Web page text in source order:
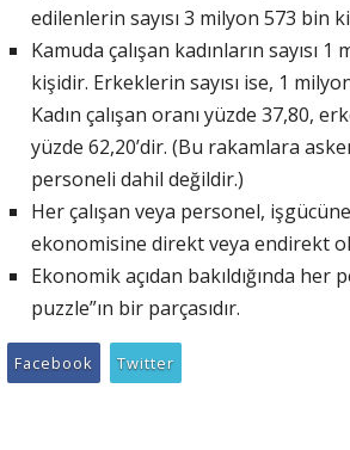
edilenlerin sayısı 3 milyon 573 bin
Kamuda çalışan kadınların sayısı
kişidir. Erkeklerin sayısı ise, 1
Kadın çalışan oranı yüzde 37,80,
yüzde 62,20’dir. (Bu rakamlara
personeli dahil değildir.)
Her çalışan veya personel,
ekonomisine direkt veya endirekt
Ekonomik açıdan bakıldığında her
puzzle”ın bir parçasıdır.
Facebook Twitter